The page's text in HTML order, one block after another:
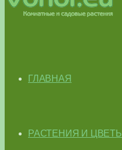
ГЛАВНАЯ
РАСТЕНИЯ И ЦВЕТЫ